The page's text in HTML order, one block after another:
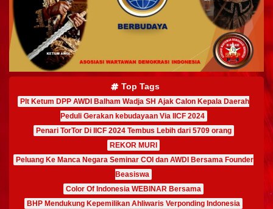
Top Tags
Plt Ketum DPP AWDI Balham Wadja SH Ajak Calon Kepala Daerah
Peduli Gerakan kebudayaan Via IICF 2024
Penari TorTor Di IICF 2024 Tembus Lebih dari 5709 orang
REKOR MURI
Peluang Ke Manca Negara Seminar COI dan AWDI Bersama Founder
Beasiswa
Color Of Indonesia WEBINAR Bersama
BHP Mendukung Kepemilikan Ahliwaris Verponding Indonesia